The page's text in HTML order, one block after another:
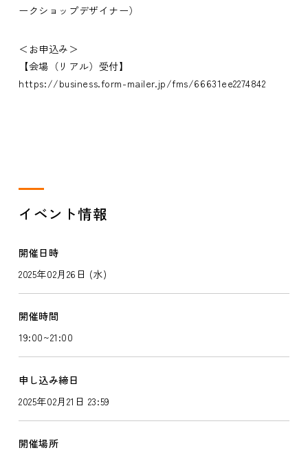
ークショップデザイナー）
＜お申込み＞
【会場（リアル）受付】
https://business.form-mailer.jp/fms/66631ee2274842
イベント情報
開催日時
2025年02月26日 (水)
開催時間
19:00~21:00
申し込み締日
2025年02月21日 23:59
開催場所